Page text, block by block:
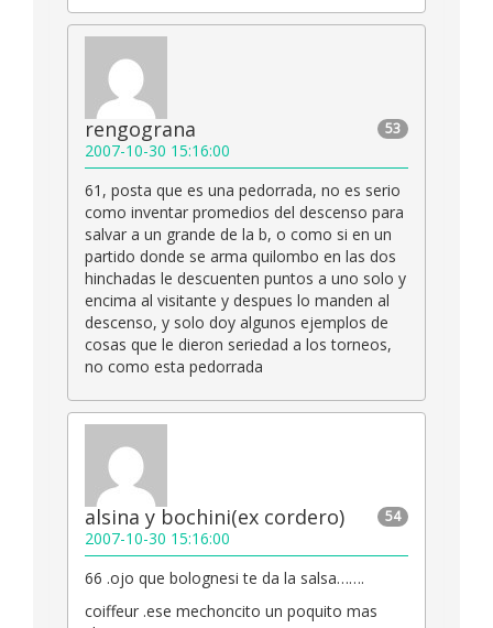
53
rengograna
2007-10-30 15:16:00
61, posta que es una pedorrada, no es serio
como inventar promedios del descenso para
salvar a un grande de la b, o como si en un
partido donde se arma quilombo en las dos
hinchadas le descuenten puntos a uno solo y
encima al visitante y despues lo manden al
descenso, y solo doy algunos ejemplos de
cosas que le dieron seriedad a los torneos,
no como esta pedorrada
54
alsina y bochini(ex cordero)
2007-10-30 15:16:00
66 .ojo que bolognesi te da la salsa…….
coiffeur .ese mechoncito un poquito mas